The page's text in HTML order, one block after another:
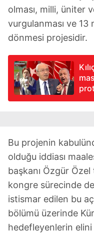
olması, milli, üniter
vurgulanması ve 13
dönmesi projesidir.
Bu projenin
olduğu iddiası
başkanı Özgür
kongre sürecinde
istismar edilen bu
bölümü üzerinde
hedefleyenlerin elini